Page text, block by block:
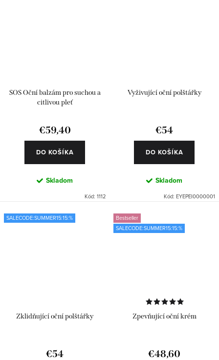
SOS Oční balzám pro suchou a
citlivou pleť
€59,40
DO KOŠÍKA
Skladom
Kód: 1112
Vyživující oční polštářky
€54
DO KOŠÍKA
Skladom
Kód: EYEPEI0000001
SALECODE:SUMMER15:15:%
Zklidňující oční polštářky
€54
Bestseller
SALECODE:SUMMER15:15:%
Zpevňující oční krém
€48,60